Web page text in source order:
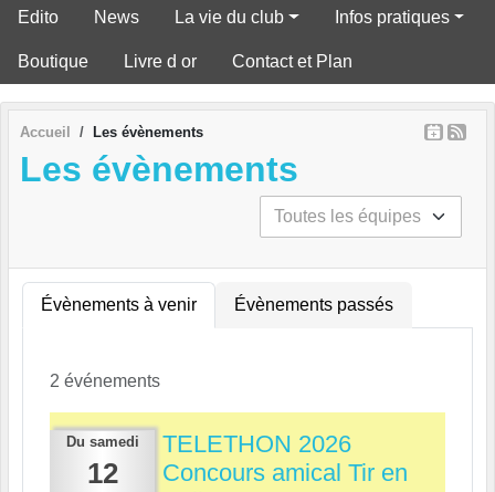
Edito News La vie du club Infos pratiques
Boutique Livre d or Contact et Plan
Accueil Les évènements
Les évènements
Évènements à venir Évènements passés
2 événements
Du samedi
12
TELETHON 2026
Concours amical Tir en